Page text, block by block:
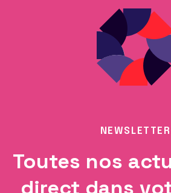
NEWSLETTER
Toutes nos